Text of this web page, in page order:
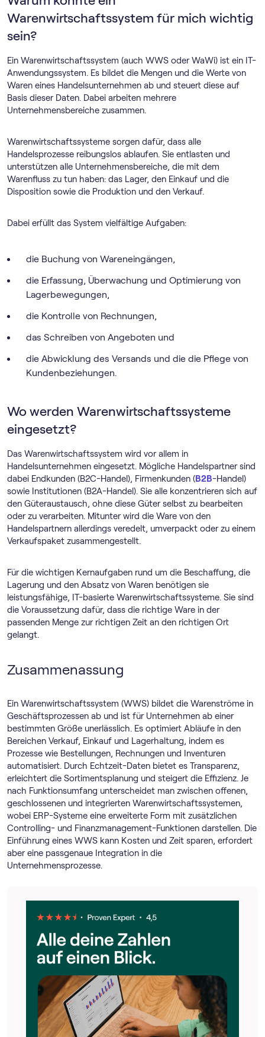
Warenwirtschaftssystem für mich wichtig
sein?
Ein Warenwirtschaftssystem (auch WWS oder WaWi) ist ein IT-
Anwendungssystem. Es bildet die Mengen und die Werte von
Waren eines Handelsunternehmen ab und steuert diese auf
Basis dieser Daten. Dabei arbeiten mehrere
Unternehmensbereiche zusammen.
Warenwirtschaftssysteme sorgen dafür, dass alle
Handelsprozesse reibungslos ablaufen. Sie entlasten und
unterstützen alle Unternehmensbereiche, die mit dem
Warenfluss zu tun haben: das Lager, den Einkauf und die
Disposition sowie die Produktion und den Verkauf.
Dabei erfüllt das System vielfältige Aufgaben:
die Buchung von Wareneingängen,
die Erfassung, Überwachung und Optimierung von
Lagerbewegungen,
die Kontrolle von Rechnungen,
das Schreiben von Angeboten und
die Abwicklung des Versands und die die Pflege von
Kundenbeziehungen.
Wo werden Warenwirtschaftssysteme
eingesetzt?
Das Warenwirtschaftssystem wird vor allem in
Handelsunternehmen eingesetzt. Mögliche Handelspartner sind
dabei Endkunden (B2C-Handel), Firmenkunden (B2B-Handel)
sowie Institutionen (B2A-Handel). Sie alle konzentrieren sich auf
den Güteraustausch, ohne diese Güter selbst zu bearbeiten
oder zu verarbeiten. Mitunter wird die Ware von den
Handelspartnern allerdings veredelt, umverpackt oder zu einem
Verkaufspaket zusammengestellt.
Für die wichtigen Kernaufgaben rund um die Beschaffung, die
Lagerung und den Absatz von Waren benötigen sie
leistungsfähige, IT-basierte Warenwirtschaftssysteme. Sie sind
die Voraussetzung dafür, dass die richtige Ware in der
passenden Menge zur richtigen Zeit an den richtigen Ort
gelangt.
Zusammenassung
Ein Warenwirtschaftssystem (WWS) bildet die Warenströme in
Geschäftsprozessen ab und ist für Unternehmen ab einer
bestimmten Größe unerlässlich. Es optimiert Abläufe in den
Bereichen Verkauf, Einkauf und Lagerhaltung, indem es
Prozesse wie Bestellungen, Rechnungen und Inventuren
automatisiert. Durch Echtzeit-Daten bietet es Transparenz,
erleichtert die Sortimentsplanung und steigert die Effizienz. Je
nach Funktionsumfang unterscheidet man zwischen offenen,
geschlossenen und integrierten Warenwirtschaftssystemen,
wobei ERP-Systeme eine erweiterte Form mit zusätzlichen
Controlling- und Finanzmanagement-Funktionen darstellen. Die
Einführung eines WWS kann Kosten und Zeit sparen, erfordert
aber eine passgenaue Integration in die
Unternehmensprozesse.